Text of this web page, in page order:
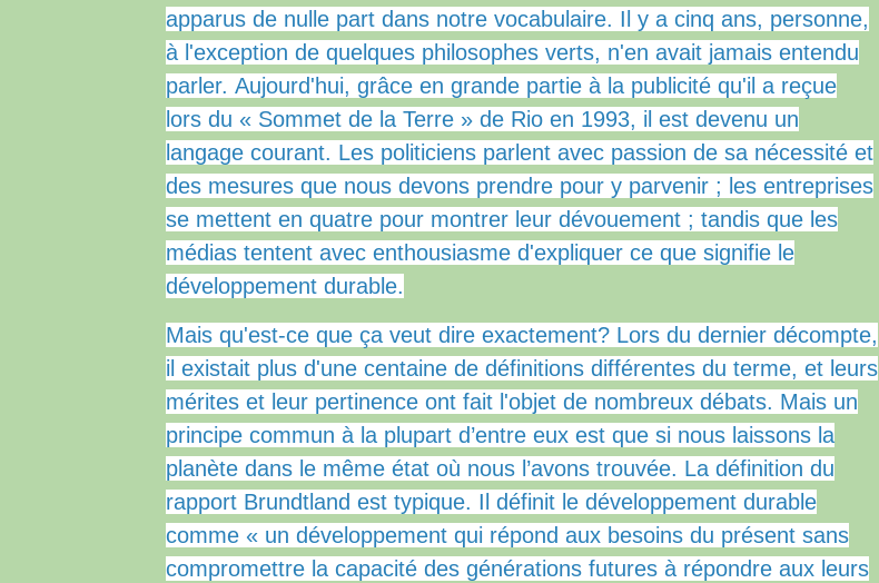
apparus de nulle part dans notre vocabulaire. Il y a cinq ans, personne,
à l'exception de quelques philosophes verts, n'en avait jamais entendu
parler.Aujourd'hui, grâce en grande partie à la publicité qu'il a reçue
lors du « Sommet de la Terre » de Rio en 1993, il est devenu un
langage courant. Les politiciens parlent avec passion de sa nécessité et
des mesures que nous devons prendre pour y parvenir ; les entreprises
se mettent en quatre pour montrer leur dévouement ;tandis que les
médias tentent avec enthousiasme d'expliquer ce que signifie le
développement durable.
Mais qu'est-ce que ça veut dire exactement? Lors du dernier décompte,
il existait plus d'une centaine de définitions différentes du terme, et leurs
mérites et leur pertinence ont fait l'objet de nombreux débats. Mais un
principe commun à la plupart d’entre eux est que si nous laissons la
planète dans le même état où nous l’avons trouvée. La définition du
rapport Brundtland est typique. Il définit le développement durable
comme « un développement qui répond aux besoins du présent sans
compromettre la capacité des générations futures à répondre aux leurs